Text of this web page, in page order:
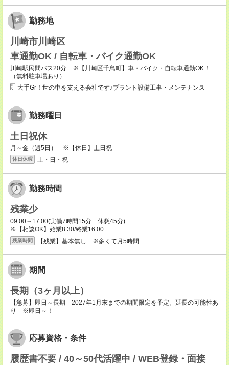
勤務地
川崎市川崎区
車通勤OK / 自転車・バイク通勤OK
川崎駅民間バス20分 ※【川崎区千鳥町】車・バイク・自転車通勤OK！
（無料駐車場あり）
大手Gr！世の中を支える会社です♪プラント設備工事・メンテナンス
勤務曜日
土日祝休
月～金（週5日） ※【休日】土日祝
休日休暇 土・日・祝
勤務時間
残業少
09:00～17:00(実働7時間15分 休憩45分)
※【相談OK】始業8:30/終業16:00
残業時間 【残業】基本無し ※多くて月5時間
期間
長期（3ヶ月以上）
【急募】即日～長期 2027年1月末までの期間限定を予定。延長の可能性あ
り ※即日～！
応募資格・条件
履歴書不要 / 40～50代活躍中 / WEB登録・面接